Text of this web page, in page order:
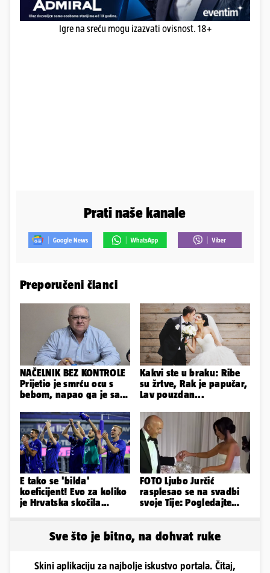
Igre na sreću mogu izazvati ovisnost. 18+
Prati naše kanale
Preporučeni članci
NAČELNIK BEZ KONTROLE
Prijetio je smrću ocu s
bebom, napao ga je sa
Kakvi ste u braku: Ribe
su žrtve, Rak je papučar,
Lav pouzdan...
E tako se 'bilda'
koeficijent! Evo za koliko
je Hrvatska skočila
FOTO Ljubo Jurčić
rasplesao se na svadbi
svoje Tije: Pogledajte
Sve što je bitno, na dohvat ruke
Skini aplikaciju za najbolje iskustvo portala. Čitaj,